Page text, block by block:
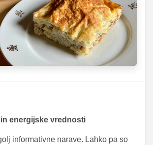
in energijske vrednosti
informativne narave. Lahko pa so